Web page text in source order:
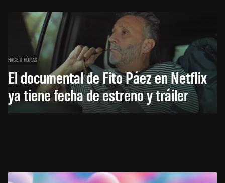
HACE 11 HORAS
El documental de Fito Páez en Netflix
ya tiene fecha de estreno y tráiler